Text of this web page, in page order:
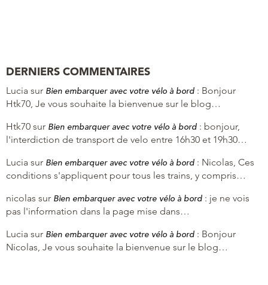
DERNIERS COMMENTAIRES
Lucia sur Bien embarquer avec votre vélo à bord : Bonjour
Htk70, Je vous souhaite la bienvenue sur le blog…
Htk70 sur Bien embarquer avec votre vélo à bord : bonjour,
l'interdiction de transport de velo entre 16h30 et 19h30…
Lucia sur Bien embarquer avec votre vélo à bord : Nicolas, Ces
conditions s'appliquent pour tous les trains, y compris…
nicolas sur Bien embarquer avec votre vélo à bord : je ne vois
pas l'information dans la page mise dans…
Lucia sur Bien embarquer avec votre vélo à bord : Bonjour
Nicolas, Je vous souhaite la bienvenue sur le blog…